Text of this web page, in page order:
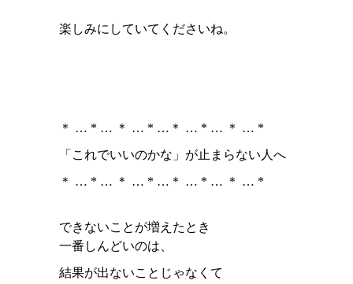
楽しみにしていてくださいね。
＊ … * … ＊ … * …＊ … * … ＊ … *
「これでいいのかな」が止まらない人へ
＊ … * … ＊ … * …＊ … * … ＊ … *
できないことが増えたとき
一番しんどいのは、
結果が出ないことじゃなくて